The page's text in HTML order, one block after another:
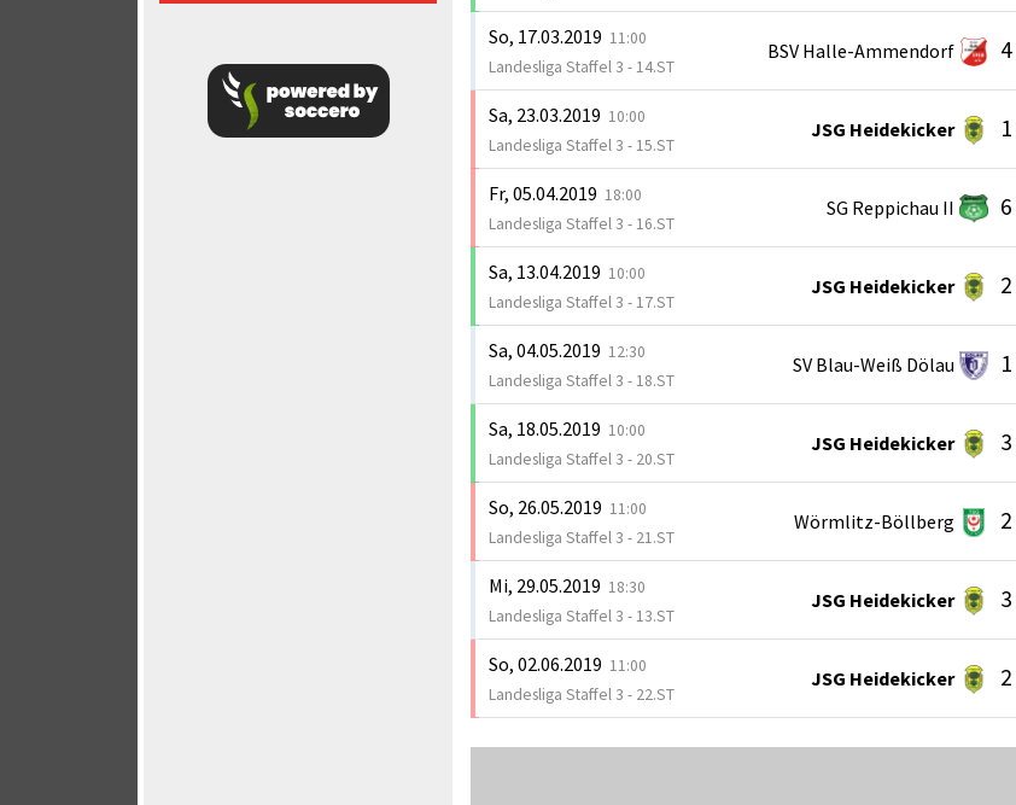
So, 17.03.2019 11:00
Landesliga Staffel 3 - 14.ST
BSV Halle-Ammendorf
Sa, 23.03.2019 10:00
Landesliga Staffel 3 - 15.ST
JSG Heidekicker
Fr, 05.04.2019 18:00
Landesliga Staffel 3 - 16.ST
SG Reppichau II
Sa, 13.04.2019 10:00
Landesliga Staffel 3 - 17.ST
JSG Heidekicker
Sa, 04.05.2019 12:30
Landesliga Staffel 3 - 18.ST
SV Blau-Weiß Dölau
Sa, 18.05.2019 10:00
Landesliga Staffel 3 - 20.ST
JSG Heidekicker
So, 26.05.2019 11:00
Landesliga Staffel 3 - 21.ST
Wörmlitz-Böllberg
Mi, 29.05.2019 18:30
Landesliga Staffel 3 - 13.ST
JSG Heidekicker
So, 02.06.2019 11:00
Landesliga Staffel 3 - 22.ST
JSG Heidekicker